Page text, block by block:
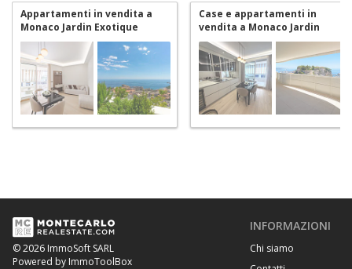
Appartamenti in vendita a
Monaco Jardin Exotique
Case e appartamenti in
vendita a Monaco Jardin
Exotique
© 2026 ImmoSoft SARL
Powered by ImmoToolBox
INFORMAZIONI
Chi siamo